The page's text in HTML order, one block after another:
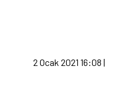
2 Ocak 2021 16:08 |